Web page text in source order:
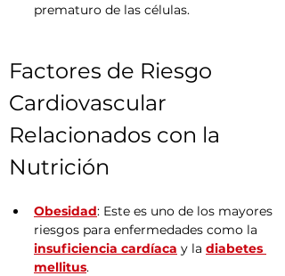
prematuro de las células.
Factores de Riesgo
Cardiovascular
Relacionados con la
Nutrición
Obesidad: Este es uno de los mayores
riesgos para enfermedades como la
insuficiencia cardíaca y la diabetes
mellitus.